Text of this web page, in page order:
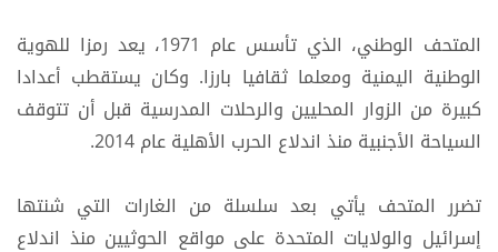
المتحف الوطني، الذي تأسس عام 1971، يعد رمزا للهوية
الوطنية اليمنية ومعلما ثقافيا بارزا. وكان يستقطب أعدادا
كبيرة من الزوار المحليين والرحلات المدرسية قبل أن تتوقف
السياحة الأجنبية منذ اندلاع الحرب الأهلية عام 2014.
تضرر المتحف يأتي بعد سلسلة من الغارات التي شنتها
إسرائيل والولايات المتحدة على مواقع الحوثيين منذ اندلاع